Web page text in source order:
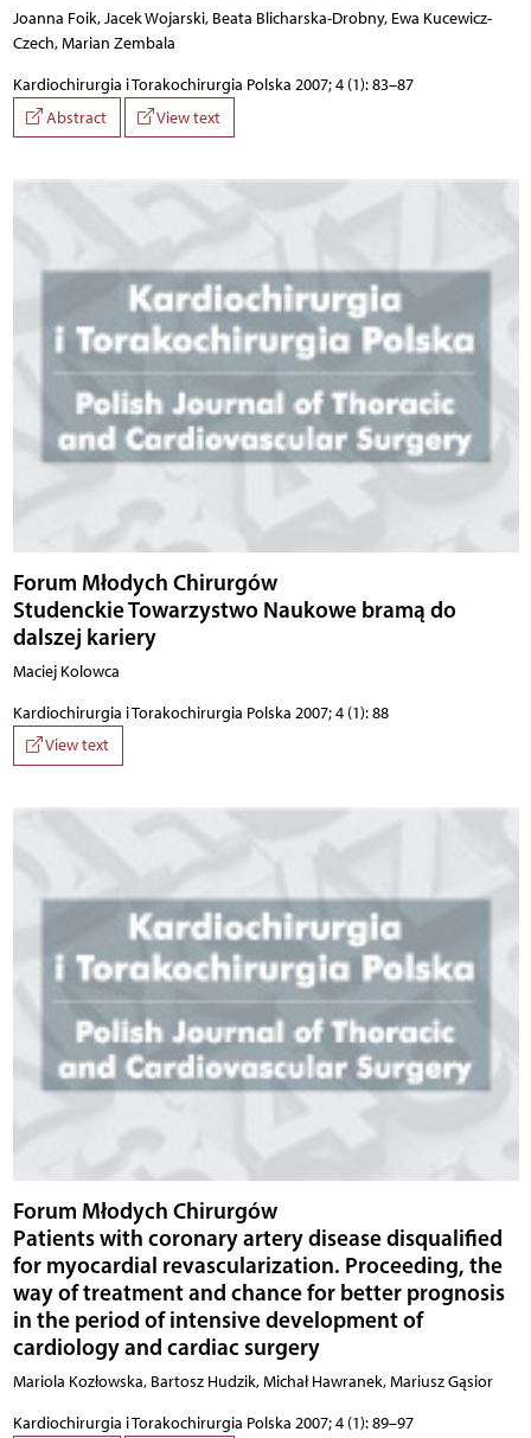
Joanna Foik, Jacek Wojarski, Beata Blicharska-Drobny, Ewa Kucewicz-
Czech, Marian Zembala
Kardiochirurgia i Torakochirurgia Polska 2007; 4 (1): 83–87
Abstract
View text
Forum Młodych Chirurgów
Studenckie Towarzystwo Naukowe bramą do
dalszej kariery
Maciej Kolowca
Kardiochirurgia i Torakochirurgia Polska 2007; 4 (1): 88
View text
Forum Młodych Chirurgów
Patients with coronary artery disease disqualified
for myocardial revascularization. Proceeding, the
way of treatment and chance for better prognosis
in the period of intensive development of
cardiology and cardiac surgery
Mariola Kozłowska, Bartosz Hudzik, Michał Hawranek, Mariusz Gąsior
Kardiochirurgia i Torakochirurgia Polska 2007; 4 (1): 89–97